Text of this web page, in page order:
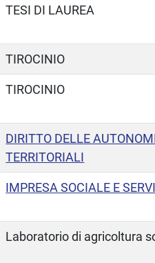
TESI DI LAUREA
TIROCINIO
TIROCINIO
DIRITTO DELLE
TERRITORIALI
IMPRESA SOCIALE E
Laboratorio di agricoltura